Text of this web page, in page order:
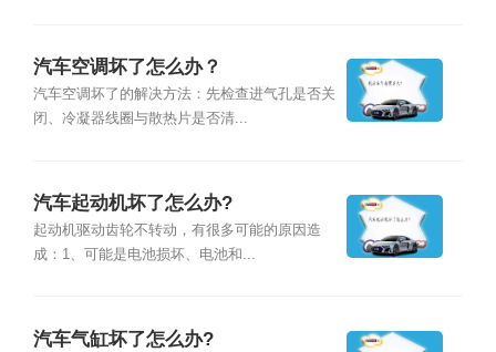
汽车空调坏了怎么办？
汽车空调坏了的解决方法：先检查进气孔是否关
闭、冷凝器线圈与散热片是否清...
汽车起动机坏了怎么办?
起动机驱动齿轮不转动，有很多可能的原因造
成：1、可能是电池损坏、电池和...
汽车气缸坏了怎么办?